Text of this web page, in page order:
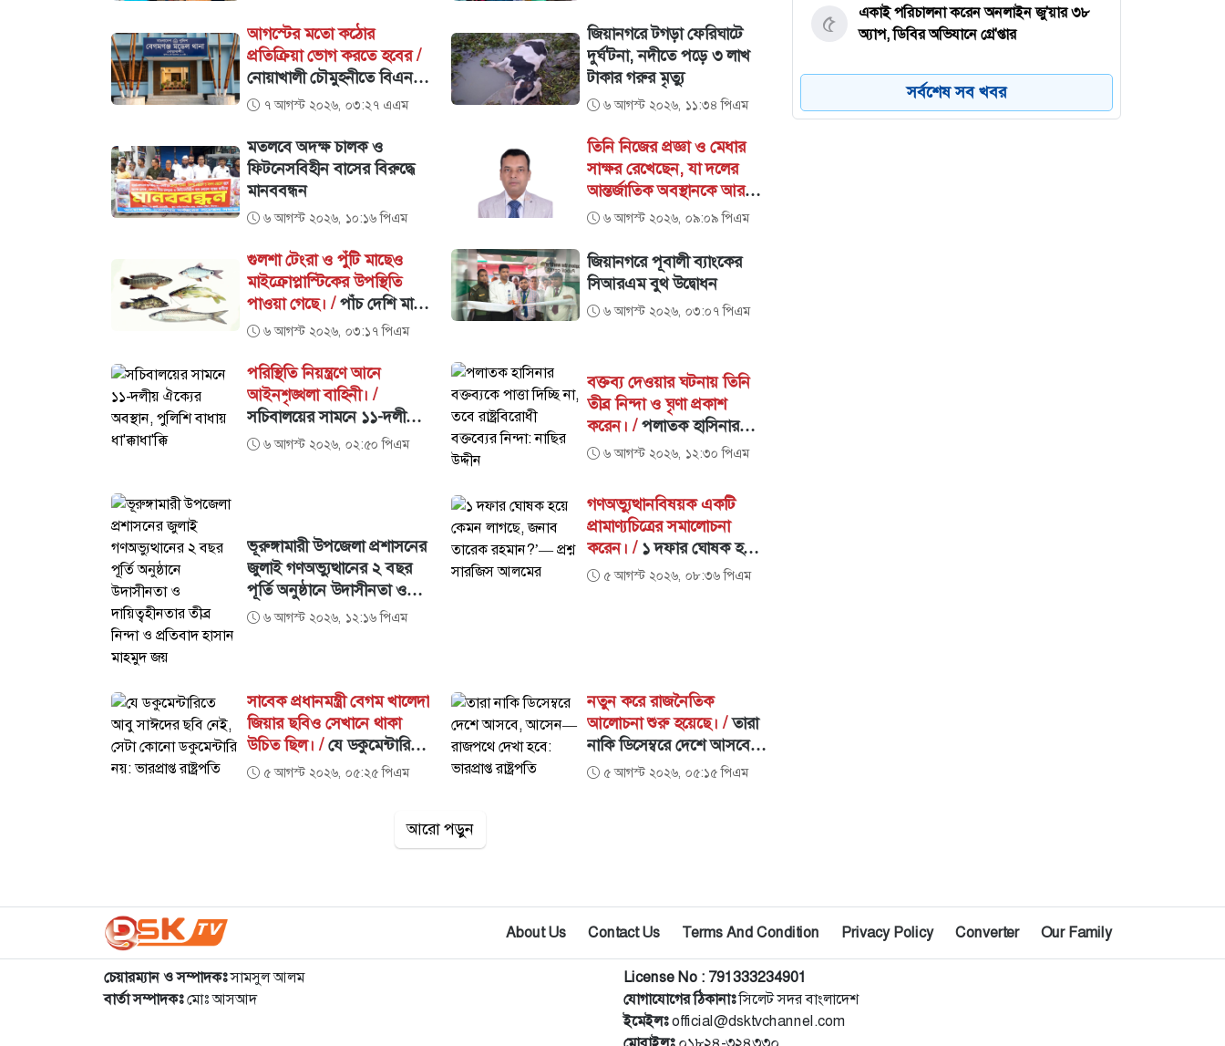
আগস্টের মতো কঠোর
প্রতিক্রিয়া ভোগ করতে হবের /
নোয়াখালী চৌমুহনীতে বিএনপি
নেতাকে গুলি,লাগল সহযোগীর
৭ আগস্ট ২০২৬, ০৩:২৭ এএম
জিয়ানগরে টগড়া ফেরিঘাটে
দুর্ঘ'টনা, নদীতে পড়ে ৩ লাখ
টাকার গরুর মৃত্যু
৬ আগস্ট ২০২৬, ১১:৩৪ পিএম
মতলবে অদক্ষ চালক ও
ফিটনেসবিহীন বাসের বিরুদ্ধে
মানববন্ধন
৬ আগস্ট ২০২৬, ১০:১৬ পিএম
তিনি নিজের প্রজ্ঞা ও মেধার
সাক্ষর রেখেছেন, যা দলের
আন্তর্জাতিক অবস্থানকে আরও
সুদৃঢ় করেছে। / বিএনপির
আন্তর্জাতিক বিষয়ক সম্পাদক ও
হবিগঞ্জ জেলা পরিষদ এর
প্রশাসক, ​আহমেদ আলী মুকিব
আন্তর্জাতিক অঙ্গনে এক দূরদর্শী
৬ আগস্ট ২০২৬, ০৯:০৯ পিএম
গুলশা টেংরা ও পুঁটি মাছেও
মাইক্রোপ্লাস্টিকের উপস্থিতি
পাওয়া গেছে। /পাঁচ দেশি মাছে
মিলল মাইক্রোপ্লাস্টিক, সবচেয়ে
৬ আগস্ট ২০২৬, ০৩:১৭ পিএম
জিয়ানগরে পূবালী ব্যাংকের
সিআরএম বুথ উদ্বোধন
৬ আগস্ট ২০২৬, ০৩:০৭ পিএম
পরিস্থিতি নিয়ন্ত্রণে আনে
আইনশৃঙ্খলা বাহিনী। /
সচিবালয়ের সামনে ১১-দলীয়
ঐক্যের অবস্থান, পুলিশি বাধায়
৬ আগস্ট ২০২৬, ০২:৫০ পিএম
বক্তব্য দেওয়ার ঘটনায় তিনি
তীব্র নিন্দা ও ঘৃণা প্রকাশ
করেন। /পলাতক হাসিনার
বক্তব্যকে পাত্তা দিচ্ছি না, তবে
নাছির উদ্দীন
৬ আগস্ট ২০২৬, ১২:৩০ পিএম
ভূরুঙ্গামারী উপজেলা প্রশাসনের
জুলাই গণঅভ্যুত্থানের ২ বছর
পূর্তি অনুষ্ঠানে উদাসীনতা ও
দায়িত্বহীনতার তীব্র নিন্দা ও
৬ আগস্ট ২০২৬, ১২:১৬ পিএম
গণঅভ্যুত্থানবিষয়ক একটি
প্রামাণ্যচিত্রের সমালোচনা
করেন। / ১ দফার ঘোষক হয়ে
কেমন লাগছে, জনাব তারেক
৫ আগস্ট ২০২৬, ০৮:৩৬ পিএম
সাবেক প্রধানমন্ত্রী বেগম খালেদা
জিয়ার ছবিও সেখানে থাকা
উচিত ছিল। /যে ডকুমেন্টারিতে
আবু সাঈদের ছবি নেই, সেটা
৫ আগস্ট ২০২৬, ০৫:২৫ পিএম
নতুন করে রাজনৈতিক
আলোচনা শুরু হয়েছে। /তারা
নাকি ডিসেম্বরে দেশে আসবে,
আসেন—রাজপথে দেখা হবে:
৫ আগস্ট ২০২৬, ০৫:১৫ পিএম
আরো পড়ুন
৫
একাই পরিচালনা করেন অনলাইন জু'য়ার ৩৮
অ্যাপ, ডিবির অভিযানে গ্রে'প্তার
৬
প্রেমের সফল পরিণতি! সাত লাখ টাকা
সর্বশেষ সব খবর
About Us Contact Us Terms And Condition Privacy Policy Converter Our Family
চেয়ারম্যান ও সম্পাদকঃসামসুল আলম
বার্তা সম্পাদকঃমোঃ আসআদ
License No : 791333234901
যোগাযোগের ঠিকানাঃসিলেট সদর বাংলাদেশ
ইমেইলঃofficial@dsktvchannel.com